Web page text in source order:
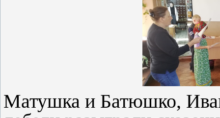
Матушка и Батюшко,